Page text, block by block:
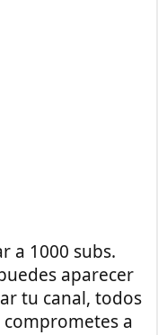
a 1000 subs.
aparecer
tu canal, todos
a